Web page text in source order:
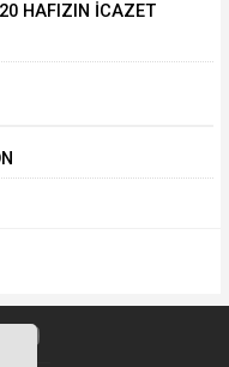
20 HAFIZIN İCAZET